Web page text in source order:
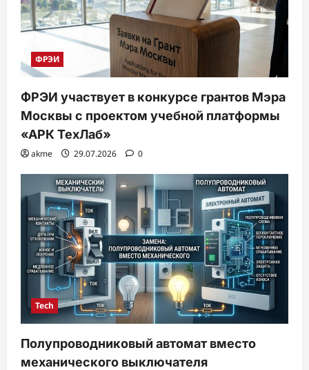
ФРЭИ
ФРЭИ участвует в конкурсе грантов Мэра
Москвы с проектом учебной платформы
«АРК ТехЛаб»
akme 29.07.2026 0
Tech
Полупроводниковый автомат вместо
механического выключателя